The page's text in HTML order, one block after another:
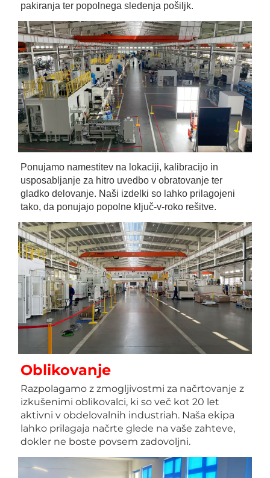
pakiranja ter popolnega sledenja pošiljk.
Ponujamo namestitev na lokaciji, kalibracijo in
usposabljanje za hitro uvedbo v obratovanje ter
gladko delovanje. Naši izdelki so lahko prilagojeni
tako, da ponujajo popolne ključ-v-roko rešitve.
Oblikovanje
Razpolagamo z zmogljivostmi za načrtovanje z
izkušenimi oblikovalci, ki so več kot 20 let
aktivni v obdelovalnih industriah. Naša ekipa
lahko prilagaja načrte glede na vaše zahteve,
dokler ne boste povsem zadovoljni.